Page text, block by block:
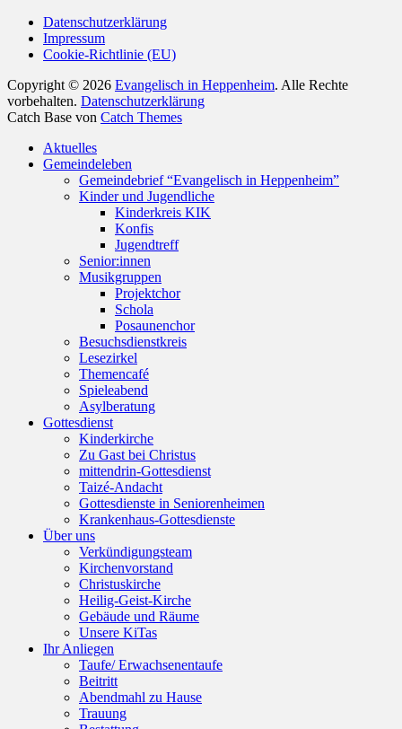
Datenschutzerklärung
Impressum
Cookie-Richtlinie (EU)
Copyright © 2026 Evangelisch in Heppenheim. Alle Rechte
vorbehalten. Datenschutzerklärung
Catch Base von Catch Themes
oben
scrollen
Aktuelles
Gemeindeleben
Gemeindebrief “Evangelisch in Heppenheim”
Kinder und Jugendliche
Kinderkreis KIK
Konfis
Jugendtreff
Senior:innen
Musikgruppen
Projektchor
Schola
Posaunenchor
Besuchsdienstkreis
Lesezirkel
Themencafé
Spieleabend
Asylberatung
Gottesdienst
Kinderkirche
Zu Gast bei Christus
mittendrin-Gottesdienst
Taizé-Andacht
Gottesdienste in Seniorenheimen
Krankenhaus-Gottesdienste
Über uns
Verkündigungsteam
Kirchenvorstand
Christuskirche
Heilig-Geist-Kirche
Gebäude und Räume
Unsere KiTas
Ihr Anliegen
Taufe/ Erwachsenentaufe
Beitritt
Abendmahl zu Hause
Trauung